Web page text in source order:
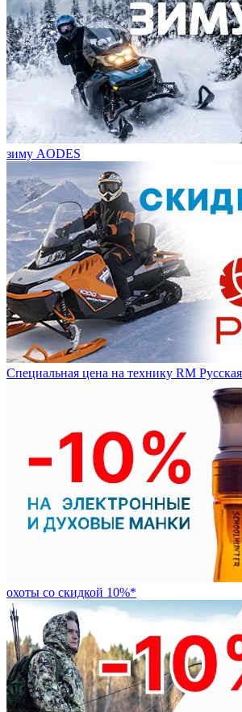
зиму AODES
Специальная цена на технику RM
охоты со скидкой 10%*